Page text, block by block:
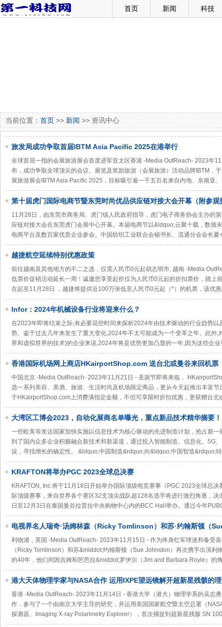
首页 新闻 科技
当前位置： 首页 >> 新闻 >> 资讯中心
旅发局成功争取首届IBTM Asia Pacific 2025在港举行
全球首屈一指的会展旅游展会首度进军亚太区香港 -Media OutReach- 2023年
布，成功争取全球顶尖的会议、展览及奖励旅游（会展旅游）活动品牌IBTM，
展旅游展会IBTM Asia Pacific 2025，目标吸引逾一千五百名来自内地、东南亚
第十届虎门国际电商节暨东莞时尚优品供应链对接大会开幕（附参观
11月28日，由东莞市商务局、虎门镇人民政府指导，虎门电子商务协会主办的
应链对接大会在东莞虎门会展中心开幕。本届电商节以&ldquo;云聚十载，数领
电商平台及数百家优质企业参会。中国纺织工业联合会秘书长、流通分会会长夏
越捷航空延续特别优惠政策
前往越南及其他地方的不二之选，仅需人民币0元起胡志明市, 越南 -Media
低票价促销活动延长一周！诚邀您享受起价仅为人民币0元起的折扣票价，踏上
在起至11月28日 ，越捷将提供近100万张低至人民币0元起（*）的机票，该优
Infor：2024年机械设备行业将迎来什么？
在2023年即将结束之际,有必要花些时间来探析2024年由技术驱动的行业趋势
势。鉴于过去几年来发生了重大变化,2024年不太可能成为一个变革之年。此外
界和虚拟世界的技术)的企业来说,2024年将是优势更加凸显的一年,因为这些企
香港国际机场网上商店HKairportShop.com 送台北或曼谷来回机票
中国北京 -Media OutReach- 2023年11月21日 - 圣诞节即将来临，
选一系列美容、美酒、旅游、生活时尚及机场限定商品，更从今天起推出丰富
于HKairportShop.com上消费满指定金额，不但可享限时折扣优惠，更获赠台北
大湾区工博会2023，自动化展商名单曝光，重点新品技术精华摘要！
一些欧美等发达国家加快实施以信息技术为核心驱动的先进制造计划，抢占新
到了国内众多企业积极融合新技术和新渠道，通过投入智能制造、信息化、5G
设，寻找增长的确定性。 &ldquo;中国制造&rdquo;向&ldquo;中国智造&rdquo;
KRAFTON将举办PGC 2023全球总决赛
KRAFTON, Inc.将于11月18日开始举办国际顶级电竞赛事《PGC 2023全球总
际顶级赛事，来自世界各个赛区32支顶尖战队超128名选手将进行激烈角逐，
日至12月3日在泰国曼谷拉普拉中央购物中心内的BCC Hall举办。通过今年
电视界名人瑞奇·汤姆林森（Ricky Tomlinson）和苏·约翰斯顿（
合体，出演利物浦足球俱乐部的圣诞广告
利物浦，英国 -Media OutReach- 2023年11月15日 - 作为终身红军球迷和备受
（Ricky Tomlinson）和苏&middot;约翰斯顿（Sue Johnston）再次携手出演利
的40年，他们间因吉姆和芭芭拉&middot;罗伊尔（Jim and Barbara Royle）的
港大天体物理学家与NASA合作 运用IXPE望远镜解开超新星残骸的
香港 -Media OutReach- 2023年11月14日 - 香港大学（港大）物理学系的吴志
作，参与了一个由南京大学主导的研究，并运用美国国家航空暨太空总署（
探测器、Imaging X-ray Polarimetry Explorer），首次捕捉到超新星残骸 SN